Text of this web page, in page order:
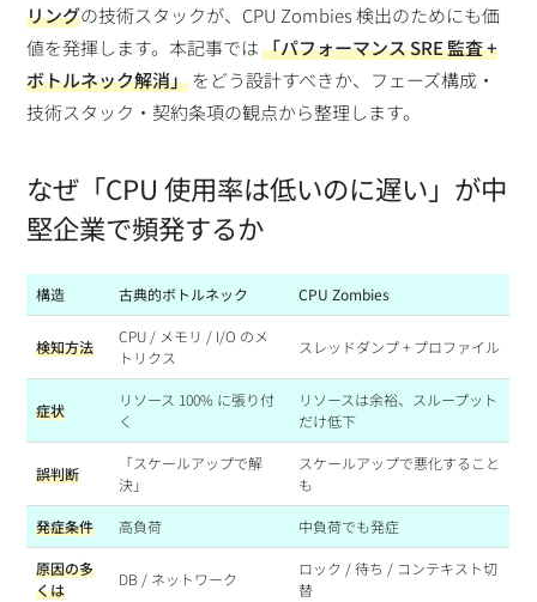
リングの技術スタックが、CPU Zombies 検出のためにも価
値を発揮します。本記事では「パフォーマンス SRE 監査 +
ボトルネック解消」をどう設計すべきか、フェーズ構成・
技術スタック・契約条項の観点から整理します。
なぜ「CPU 使用率は低いのに遅い」が中
堅企業で頻発するか
構造 古典的ボトルネック CPU Zombies
検知方法
CPU / メモリ / I/O のメ
トリクス
スレッドダンプ + プロファイル
症状
リソース 100% に張り付
く
リソースは余裕、スループット
だけ低下
誤判断
「スケールアップで解
決」
スケールアップで悪化すること
も
発症条件 高負荷 中負荷でも発症
原因の多
くは
DB / ネットワーク
ロック / 待ち / コンテキスト切
替